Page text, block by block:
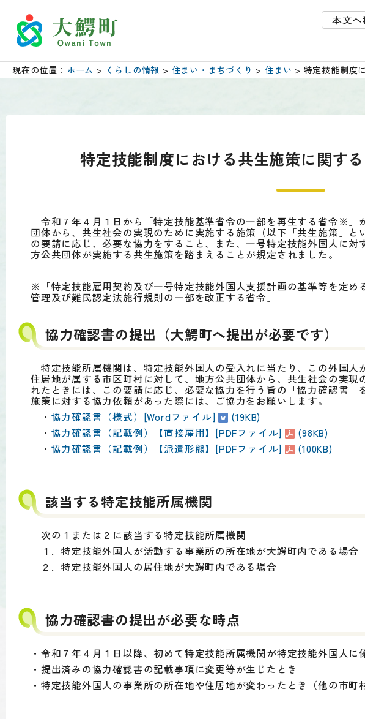
本文へ
現在の位置： ホーム > くらしの情報 > 住まい・まちづくり > 住まい > 特定技能制度
特定技能制度における共生施策に関す
令和７年４月１日から「特定技能基準省令の一部を再生する省令※」
団体から、共生社会の実現のために実施する施策（以下「共生施策」
の要請に応じ、必要な協力をすること、また、一号特定技能外国人に
方公共団体が実施する共生施策を踏まえることが規定されました。
※「特定技能雇用契約及び一号特定技能外国人支援計画の基準等を定め
管理及び難民認定法施行規則の一部を改正する省令」
協力確認書の提出（大鰐町へ提出が必要です）
特定技能所属機関は、特定技能外国人の受入れに当たり、この外国人
住居地が属する市区町村に対して、地方公共団体から、共生社会の実
れたときには、この要請に応じ、必要な協力を行う旨の「協力確認書
施策に対する協力依頼があった際には、ご協力をお願いします。
・ 協力確認書（様式）[Wordファイル]
(19KB)
・ 協力確認書（記載例）【直接雇用】[PDFファイル]
(98KB)
・ 協力確認書（記載例）【派遣形態】[PDFファイル] (100KB)
該当する特定技能所属機関
次の１または２に該当する特定技能所属機関
１．特定技能外国人が活動する事業所の所在地が大鰐町内である場合
２．特定技能外国人の居住地が大鰐町内である場合
協力確認書の提出が必要な時点
・令和７年４月１日以降、初めて特定技能所属機関が特定技能外国人に
・提出済みの協力確認書の記載事項に変更等が生じたとき
・特定技能外国人の事業所の所在地や住居地が変わったとき（他の市町